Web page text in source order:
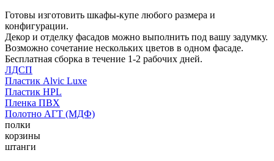
Готовы изготовить шкафы-купе любого размера и
конфигурации.
Декор и отделку фасадов можно выполнить под вашу задумку.
Возможно сочетание нескольких цветов в одном фасаде.
Бесплатная сборка в течение 1-2 рабочих дней.
ЛДСП
Пластик Alvic Luxe
Пластик HPL
Пленка ПВХ
Полотно АГТ (МДФ)
полки
корзины
штанги